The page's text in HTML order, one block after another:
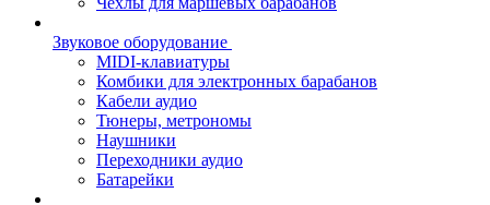
Звуковое оборудование
MIDI-клавиатуры
Комбики для электронных барабанов
Кабели аудио
Тюнеры, метрономы
Наушники
Переходники аудио
Батарейки